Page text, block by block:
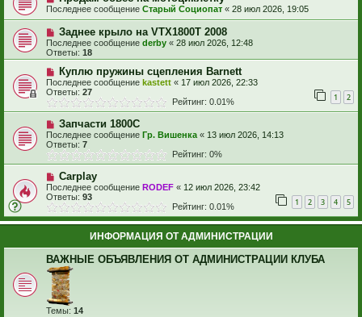
Последнее сообщение Старый Социопат « 28 июл 2026, 19:05
Заднее крыло на VTX1800T 2008
Последнее сообщение derby « 28 июл 2026, 12:48
Ответы: 18
Куплю пружины сцепления Barnett
Последнее сообщение kastett « 17 июл 2026, 22:33
Ответы: 27 1 2
Рейтинг: 0.01%
Запчасти 1800С
Последнее сообщение Гр. Вишенка « 13 июл 2026, 14:13
Ответы: 7
Рейтинг: 0%
Carplay
Последнее сообщение RODEF « 12 июл 2026, 23:42
Ответы: 93 1 2 3 4 5
Рейтинг: 0.01%
ИНФОРМАЦИЯ ОТ АДМИНИСТРАЦИИ
ВАЖНЫЕ ОБЪЯВЛЕНИЯ ОТ АДМИНИСТРАЦИИ КЛУБА
Темы: 14